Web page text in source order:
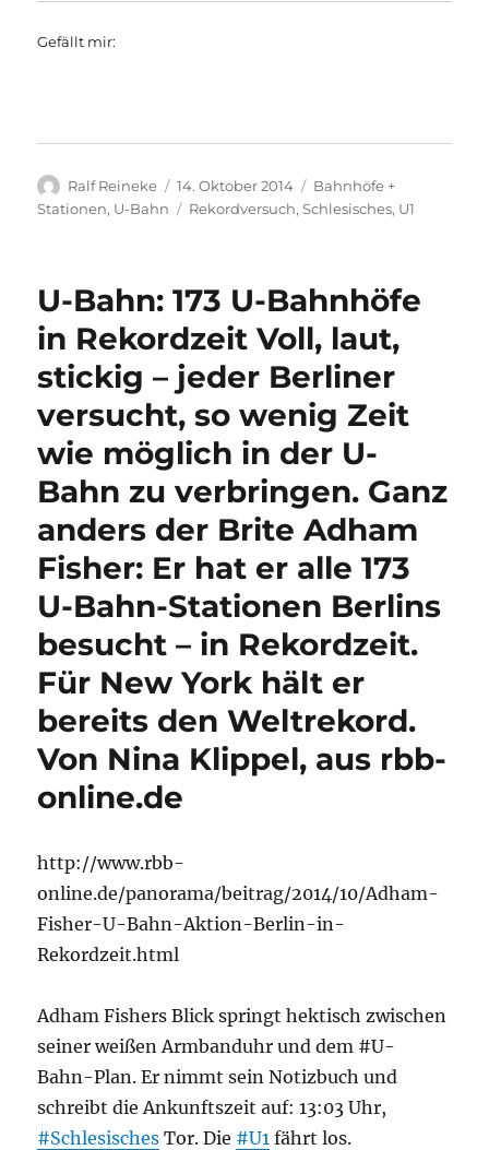
Gefällt mir:
Autor
Ralf Reineke
Veröffentlicht
am
14. Oktober 2014 Kategorien
Bahnhöfe +
Stationen, U-Bahn Schlagwörter
Rekordversuch,Schlesisches, U1
U-Bahn: 173 U-Bahnhöfe
in Rekordzeit Voll, laut,
stickig – jeder Berliner
versucht, so wenig Zeit
wie möglich in der U-
Bahn zu verbringen. Ganz
anders der Brite Adham
Fisher: Er hat er alle 173
U-Bahn-Stationen Berlins
besucht – in Rekordzeit.
Für New York hält er
bereits den Weltrekord.
Von Nina Klippel, aus rbb-
online.de
http://www.rbb-
online.de/panorama/beitrag/2014/10/Adham-
Fisher-U-Bahn-Aktion-Berlin-in-
Rekordzeit.html
Adham Fishers Blick springt hektisch zwischen
seiner weißen Armbanduhr und dem #U-
Bahn-Plan. Er nimmt sein Notizbuch und
schreibt die Ankunftszeit auf: 13:03 Uhr,
#Schlesisches Tor. Die #U1 fährt los.